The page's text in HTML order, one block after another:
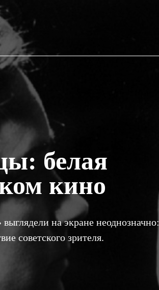
белая
кино
на экране неоднозначно:
советского зрителя.